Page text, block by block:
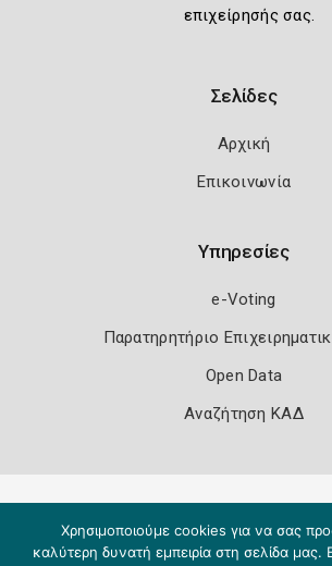
επιχείρησής σας.
Σελίδες
Αρχική
Επικοινωνία
Υπηρεσίες
e-Voting
Παρατηρητήριο
Open Data
Αναζήτηση ΚΑΔ
Χρησιμοποιούμε cookies για να σας
καλύτερη δυνατή εμπειρία στη σελίδα μας.
Copyright 2026 Knowledge